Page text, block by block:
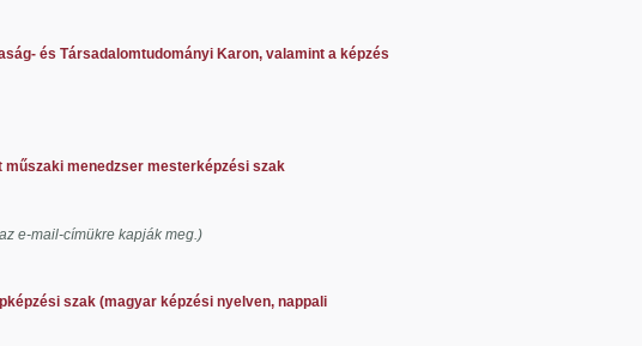
és Társadalomtudományi Karon, valamint a képzés
menedzser mesterképzési szak
e-mail-címükre kapják meg.)
szak (magyar képzési nyelven, nappali